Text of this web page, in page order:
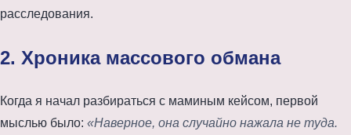
расследования.
2. Хроника массового обмана
Когда я начал разбираться с маминым кейсом, первой
мыслью было: «Наверное, она случайно нажала не туда.